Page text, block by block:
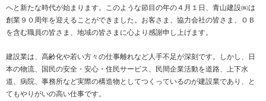
へと新たな時代が始まります。このような節目の年の４月１日、青山建設㈱は
創業９０周年を迎えることができました。お客さま、協力会社の皆さま、ＯＢ
を含む職員の皆さま、地域の皆さまに心より感謝申し上げます。
建設業は、高齢化や若い方々の仕事離れなど人手不足が深刻です。しかし、日
本の物流、国民の安全・安心・住民サービス、民間企業活動を道路、上下水
道、病院、事務所など実際の構造物としてつくっているのが建設業であり、と
てもやりがいの高い仕事です。